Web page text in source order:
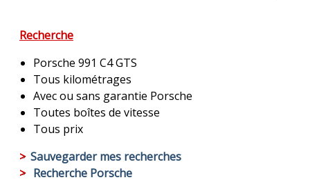
Recherche
Porsche 991 C4 GTS
Tous kilométrages
Avec ou sans garantie Porsche
Toutes boîtes de vitesse
Tous prix
> Sauvegarder mes recherches
> Recherche Porsche